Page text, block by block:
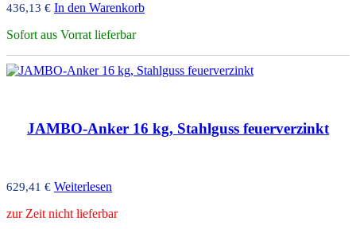
436,13 € In den Warenkorb
Sofort aus Vorrat lieferbar
JAMBO-Anker 16 kg, Stahlguss feuerverzinkt
629,41 € Weiterlesen
zur Zeit nicht lieferbar